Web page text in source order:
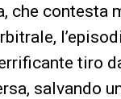
che contesta
tiro
salvando